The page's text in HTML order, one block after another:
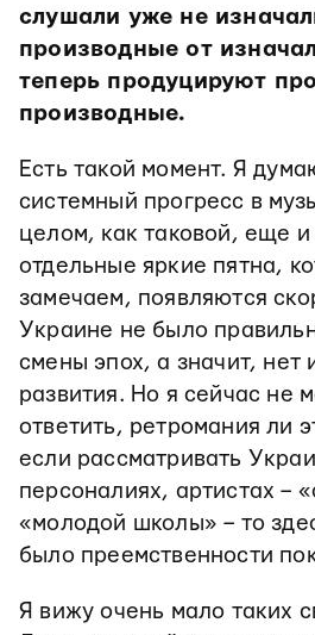
слушали уже не
производные от
теперь продуцируют
производные.
Есть такой момент. Я
системный прогресс в
целом, как таковой, еще и
отдельные яркие пятна,
замечаем, появляются
Украине не было
смены эпох, а значит, нет
развития. Но я сейчас не
ответить, ретромания ли
если рассматривать
персоналиях, артистах –
«молодой школы» – то
было преемственности
Я вижу очень мало таких